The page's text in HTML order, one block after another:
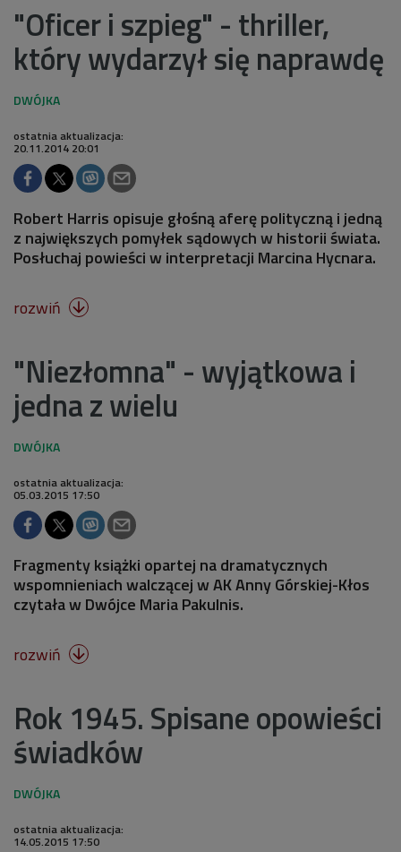
"Oficer i szpieg" - thriller,
który wydarzył się naprawdę
ostatnia aktualizacja:
20.11.2014 20:01
Robert Harris opisuje głośną aferę polityczną i jedną
z największych pomyłek sądowych w historii świata.
Posłuchaj powieści w interpretacji Marcina Hycnara.
rozwiń 
"Niezłomna" - wyjątkowa i
jedna z wielu
ostatnia aktualizacja:
05.03.2015 17:50
Fragmenty książki opartej na dramatycznych
wspomnieniach walczącej w AK Anny Górskiej-Kłos
czytała w Dwójce Maria Pakulnis.
rozwiń 
Rok 1945. Spisane opowieści
świadków
ostatnia aktualizacja:
14.05.2015 17:50